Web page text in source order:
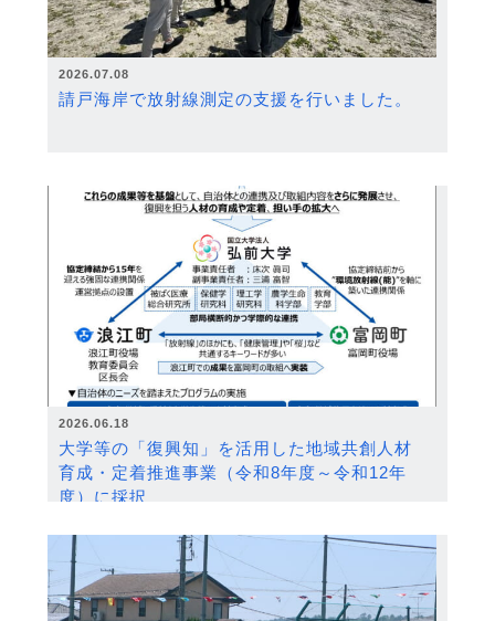
2026.07.08
請戸海岸で放射線測定の支援を行いました。
2026.06.18
大学等の「復興知」を活用した地域共創人材
育成・定着推進事業（令和8年度～令和12年
度）に採択